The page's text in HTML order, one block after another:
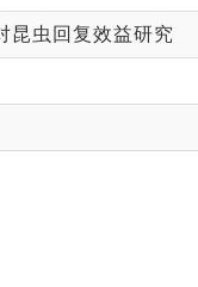
昆虫回复效益研究